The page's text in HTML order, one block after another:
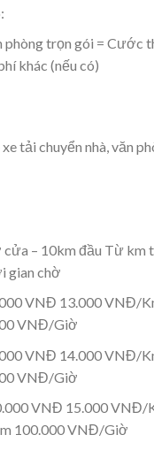
phòng trọn gói = Cước
khác (nếu có)
tải chuyển nhà, văn
cửa – 10km đầu Từ km
gian chờ
VNĐ 13.000 VNĐ/
VNĐ/Giờ
VNĐ 14.000 VNĐ/
VNĐ/Giờ
VNĐ 15.000 VNĐ/
100.000 VNĐ/Giờ